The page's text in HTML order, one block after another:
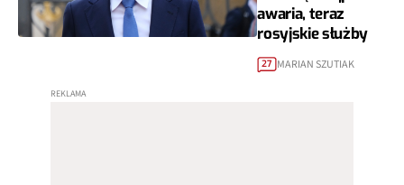
awaria, teraz
rosyjskie służby
27 MARIAN SZUTIAK